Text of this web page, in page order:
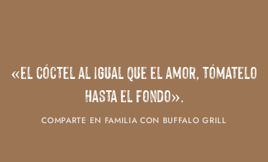
«el cóctel al igual que el amor, tómatelo
hasta el fondo».
COMPARTE EN FAMILIA CON BUFFALO GRILL